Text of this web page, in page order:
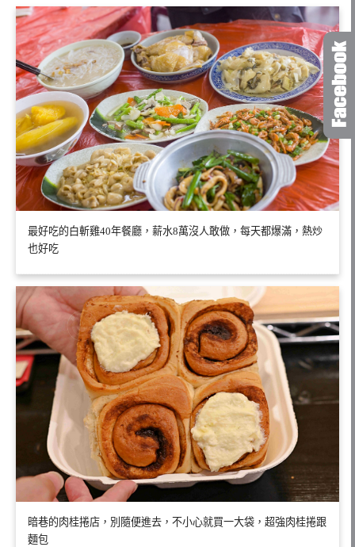
最好吃的白斬雞40年餐廳，薪水8萬沒人敢做，每天都爆滿，熱炒
也好吃
暗巷的肉桂捲店，別隨便進去，不小心就買一大袋，超強肉桂捲跟
麵包